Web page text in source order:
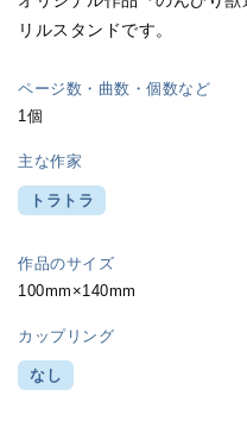
リルスタンドです。
ページ数・曲数・個数など
1個
主な作家
トラトラ
作品のサイズ
100mm×140mm
カップリング
なし